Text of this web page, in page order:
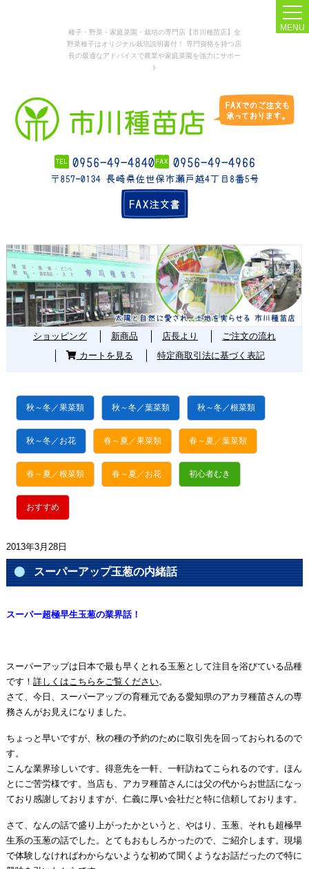
種子・野菜・家庭菜園・栽培の専門店【市川種苗店】全
野菜種子はオリジナル栽培説明書付！ 専門資格を持つ店
長の最適なアドバイスで農業や家庭菜園を強力にサポー
ト
MENU
ショッピング 新商品 店長より
ご注文の流れ
カートを見る
特定商取引法に基づく表記
秋～冬／果菜類 秋～冬／葉菜類 秋～冬／根菜類
秋～冬／お花 春～夏／果菜類 春～夏／葉菜類
春～夏／根菜類 春～夏／お花 初心者むき
おすすめ
2013年3月28日
スーパーアップ玉葱の内緒話
スーパー超極早生玉葱の業界話！
スーパーアップは日本で最も早くとれる玉葱として注目を浴びている品種
です！ 詳しくはこちらをご覧ください。
さて、今日、スーパーアップの育種元である愛知県のアカヲ種苗さんの専
務さんがお見えになりました。
ちょっと早いですが、秋の種の予約のために取引先を回っておられるので
す。
こんな業界珍しいです。得意先を一軒、一軒訪ねてこられるのです。ほん
とにご苦労様です。当店も、アカヲ種苗さんには父の代からお世話になっ
ており感謝しておりますが、仁義に厚い会社だと特に信頼しております。
さて、なんの話で盛り上がったかというと、やはり、玉葱、それも超極早
生系の玉葱の話でした。とてもおもしろかったので、ご紹介します。現場
で体験しなければわからないような初めて聞くようなお話だったので特に